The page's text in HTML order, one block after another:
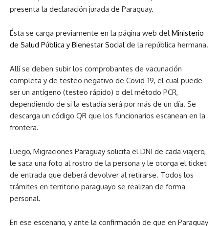
presenta la declaración jurada de Paraguay.
Ésta se carga previamente en la página web delMinisterio
de Salud Pública y Bienestar Socialde la república hermana.
Allí se deben subir los comprobantes de vacunación
completa y de testeo negativo de Covid-19, el cual puede
ser un antígeno (testeo rápido) o del método PCR,
dependiendo de si la estadía será por más de un día. Se
descarga un código QR que los funcionarios escanean en la
frontera.
Luego, Migraciones Paraguay solicita el DNI de cada viajero,
le saca una foto al rostro de la persona y le otorga el ticket
de entrada que deberá devolver al retirarse. Todos los
trámites en territorio paraguayo se realizan de forma
personal.
En ese escenario, y ante la confirmación de que en Paraguay